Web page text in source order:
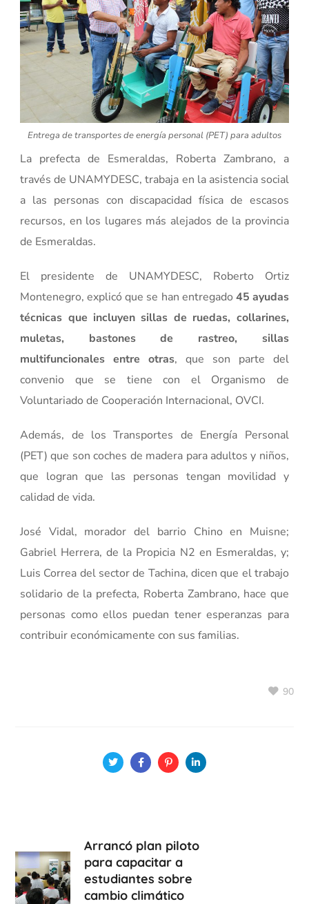
Entrega de transportes de energía personal (PET) para adultos
La prefecta de Esmeraldas, Roberta Zambrano, a
través de UNAMYDESC, trabaja en la asistencia social
a las personas con discapacidad física de escasos
recursos, en los lugares más alejados de la provincia
de Esmeraldas.
El presidente de UNAMYDESC, Roberto Ortiz
Montenegro, explicó que se han entregado 45 ayudas
técnicas que incluyen sillas de ruedas, collarines,
muletas, bastones de rastreo, sillas
multifuncionales entre otras, que son parte del
convenio que se tiene con el Organismo de
Voluntariado de Cooperación Internacional, OVCI.
Además, de los Transportes de Energía Personal
(PET) que son coches de madera para adultos y niños,
que logran que las personas tengan movilidad y
calidad de vida.
José Vidal, morador del barrio Chino en Muisne;
Gabriel Herrera, de la Propicia N2 en Esmeraldas, y;
Luis Correa del sector de Tachina, dicen que el trabajo
solidario de la prefecta, Roberta Zambrano, hace que
personas como ellos puedan tener esperanzas para
contribuir económicamente con sus familias.
90
Arrancó plan piloto
para capacitar a
estudiantes sobre
cambio climático